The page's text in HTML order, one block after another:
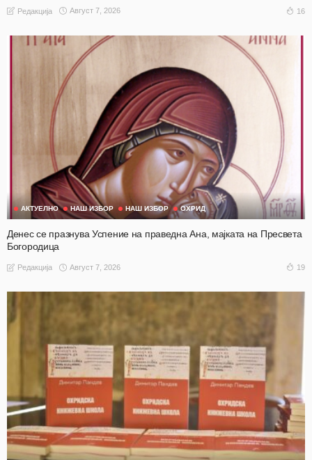
Редакција Август 7, 2026 16
АКТУЕЛНО НАШ ИЗБОР НАШ ИЗБОР ОХРИД
Денес се празнува Успение на праведна Ана, мајката на Пресвета
Богородица
Редакција Август 7, 2026 19